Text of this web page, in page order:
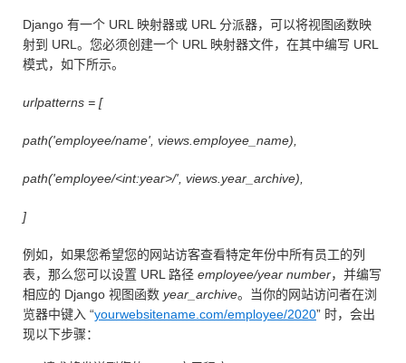
Django 有一个 URL 映射器或 URL 分派器，可以将视图函数映
射到 URL。您必须创建一个 URL 映射器文件，在其中编写 URL
模式，如下所示。
urlpatterns = [
path('employee/name', views.employee_name),
path('employee/<int:year>/', views.year_archive),
]
例如，如果您希望您的网站访客查看特定年份中所有员工的列
表，那么您可以设置 URL 路径 employee/year number，并编写
相应的 Django 视图函数 year_archive。当你的网站访问者在浏
览器中键入 “yourwebsitename.com/employee/2020” 时，会出
现以下步骤：